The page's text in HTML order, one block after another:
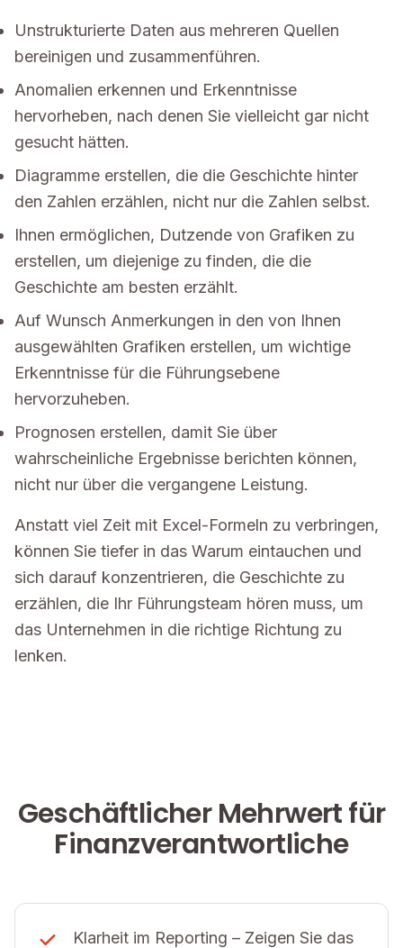
Unstrukturierte Daten aus mehreren Quellen
bereinigen und zusammenführen.
Anomalien erkennen und Erkenntnisse
hervorheben, nach denen Sie vielleicht gar nicht
gesucht hätten.
Diagramme erstellen, die die Geschichte hinter
den Zahlen erzählen, nicht nur die Zahlen selbst.
Ihnen ermöglichen, Dutzende von Grafiken zu
erstellen, um diejenige zu finden, die die
Geschichte am besten erzählt.
Auf Wunsch Anmerkungen in den von Ihnen
ausgewählten Grafiken erstellen, um wichtige
Erkenntnisse für die Führungsebene
hervorzuheben.
Prognosen erstellen, damit Sie über
wahrscheinliche Ergebnisse berichten können,
nicht nur über die vergangene Leistung.
Anstatt viel Zeit mit Excel-Formeln zu verbringen,
können Sie tiefer in das Warum eintauchen und
sich darauf konzentrieren, die Geschichte zu
erzählen, die Ihr Führungsteam hören muss, um
das Unternehmen in die richtige Richtung zu
lenken.
Geschäftlicher Mehrwert für
Finanzverantwortliche
Klarheit im Reporting – Zeigen Sie das